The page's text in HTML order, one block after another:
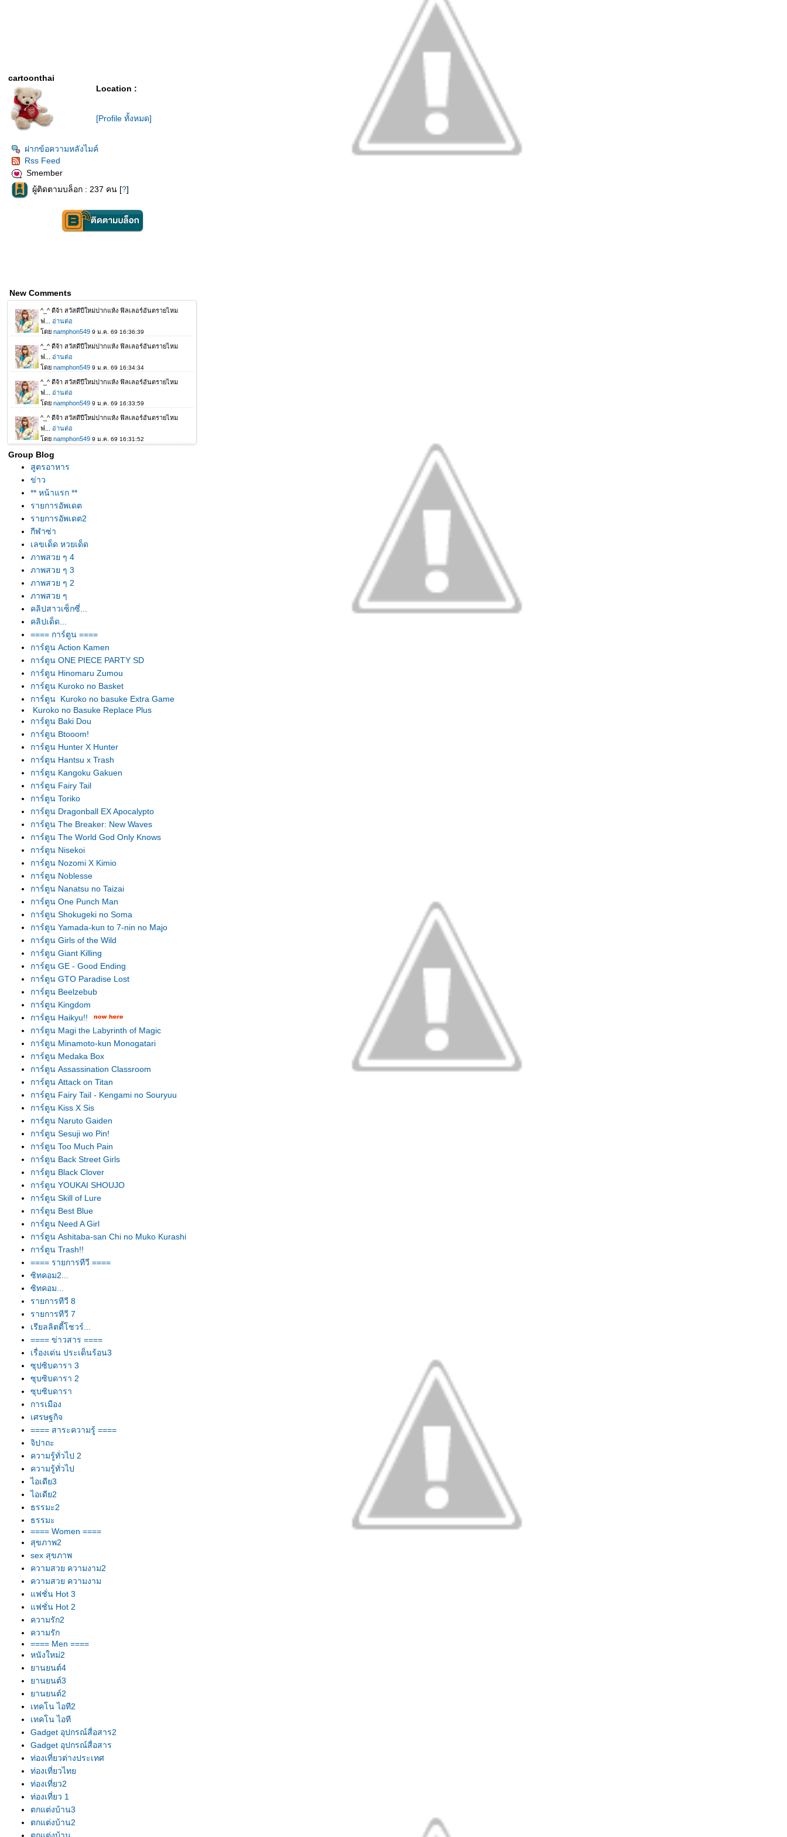
cartoonthai
Location :
[Profile ทั้งหมด]
ฝากข้อความหลังไมค์
Rss Feed
Smember
ผู้ติดตามบล็อก : 237 คน [?]
New Comments
Group Blog
สูตรอาหาร
ข่าว
** หน้าแรก **
รายการอัพเดต
รายการอัพเดต2
กีฬาซ่า
เลขเด็ด หวยเด็ด
ภาพสวย ๆ 4
ภาพสวย ๆ 3
ภาพสวย ๆ 2
ภาพสวย ๆ
คลิปสาวเซ็กซี่...
คลิปเด็ด...
==== การ์ตูน ====
การ์ตูน Action Kamen
การ์ตูน ONE PIECE PARTY SD
การ์ตูน Hinomaru Zumou
การ์ตูน Kuroko no Basket
การ์ตูน Kuroko no basuke Extra Game
Kuroko no Basuke Replace Plus
การ์ตูน Baki Dou
การ์ตูน Btooom!
การ์ตูน Hunter X Hunter
การ์ตูน Hantsu x Trash
การ์ตูน Kangoku Gakuen
การ์ตูน Fairy Tail
การ์ตูน Toriko
การ์ตูน Dragonball EX Apocalypto
การ์ตูน The Breaker: New Waves
การ์ตูน The World God Only Knows
การ์ตูน Nisekoi
การ์ตูน Nozomi X Kimio
การ์ตูน Noblesse
การ์ตูน Nanatsu no Taizai
การ์ตูน One Punch Man
การ์ตูน Shokugeki no Soma
การ์ตูน Yamada-kun to 7-nin no Majo
การ์ตูน Girls of the Wild
การ์ตูน Giant Killing
การ์ตูน GE - Good Ending
การ์ตูน GTO Paradise Lost
การ์ตูน Beelzebub
การ์ตูน Kingdom
การ์ตูน Haikyu!!
การ์ตูน Magi the Labyrinth of Magic
การ์ตูน Minamoto-kun Monogatari
การ์ตูน Medaka Box
การ์ตูน Assassination Classroom
การ์ตูน Attack on Titan
การ์ตูน Fairy Tail - Kengami no Souryuu
การ์ตูน Kiss X Sis
การ์ตูน Naruto Gaiden
การ์ตูน Sesuji wo Pin!
การ์ตูน Too Much Pain
การ์ตูน Back Street Girls
การ์ตูน Black Clover
การ์ตูน YOUKAI SHOUJO
การ์ตูน Skill of Lure
การ์ตูน Best Blue
การ์ตูน Need A Girl
การ์ตูน Ashitaba-san Chi no Muko Kurashi
การ์ตูน Trash!!
==== รายการทีวี ====
ซิทคอม2...
ซิทคอม...
รายการทีวี 8
รายการทีวี 7
เรียลลิตตี้โชวร์...
==== ข่าวสาร ====
เรื่องเด่น ประเด็นร้อน3
ซุปซิบดารา 3
ซุบซิบดารา 2
ซุบซิบดารา
การเมือง
เศรษฐกิจ
==== สาระความรู้ ====
จิปาถะ
ความรู้ทั่วไป 2
ความรู้ทั่วไป
ไอเดีย3
ไอเดีย2
ธรรมะ2
ธรรมะ
==== Women ====
สุขภาพ2
sex สุขภาพ
ความสวย ความงาม2
ความสวย ความงาม
ฟชั่น Hot 3
ฟชั่น Hot 2
ความรัก2
ความรัก
==== Men ====
หนังใหม่2
านยนต์4
านยนต์3
านยนต์2
เทคโน ไอที2
เทคโน ไอที
Gadget อุปกรณ์สื่อสาร2
Gadget อุปกรณ์สื่อสาร
ท่องเที่ยวต่างประเทศ
ท่องเที่ยวไท
ท่องเที่ยว2
ท่องเที่ยว 1
ตกแต่งบ้าน3
ตกแต่งบ้าน2